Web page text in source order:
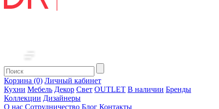
Корзина (0) Личный кабинет
Кухни Мебель Декор Свет OUTLET В наличии Бренды
Коллекции Дизайнеры
О нас Сотрудничество Блог Контакты